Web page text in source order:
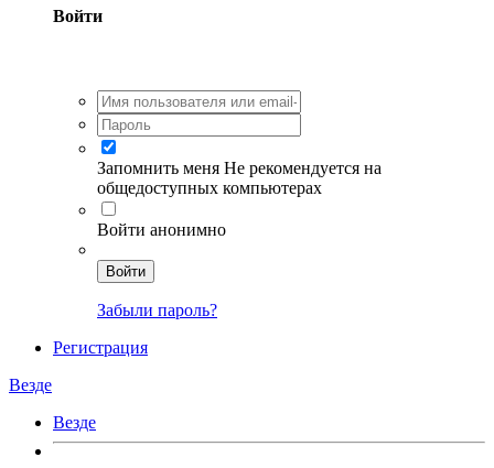
Войти
Запомнить меня Не рекомендуется на
общедоступных компьютерах
Войти анонимно
Войти
Забыли пароль?
Регистрация
Везде
Везде